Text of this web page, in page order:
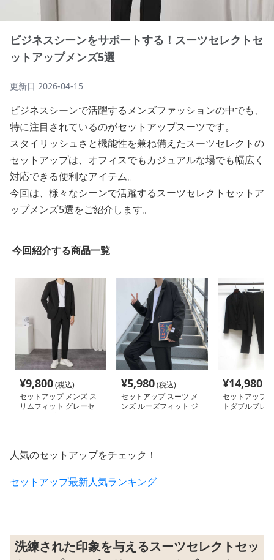
ビジネスシーンをサポートする！スーツセレクトセ
ットアップメンズ5選
更新日 2026-04-15
ビジネスシーンで活躍するメンズファッションの中でも、
特に注目されているのがセットアップスーツです。
スタイリッシュさと機能性を兼ね備えたスーツセレクトの
セットアップは、オフィスでもカジュアルな場でも幅広く
対応できる便利なアイテム。
今回は、様々なシーンで活躍するスーツセレクトセットア
ップメンズ5選をご紹介します。
今回紹介する商品一覧
¥9,800(税込)
セットアップ メンズ ス
リムフィット グレーセ
¥5,980(税込)
セットアップ スーツ メ
ンズ ルーズフィット ジ
¥14,980
セットアップ
トダブルブレ
人気のセットアップをチェック！
セットアップ最新人気ランキング
洗練された印象を与えるスーツセレクトセッ